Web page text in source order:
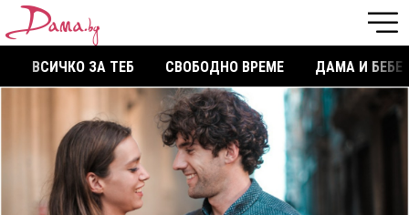
ВСИЧКО ЗА ТЕБ СВОБОДНО ВРЕМЕ ДАМА И БЕБЕ